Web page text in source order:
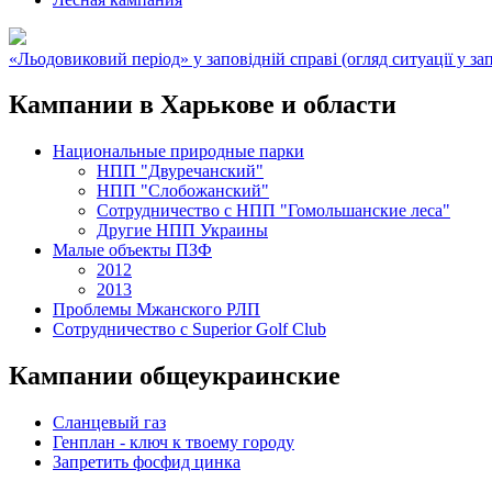
«Льодовиковий період» у заповідній справі (огляд ситуації у
Кампании в Харькове и области
Национальные природные парки
НПП "Двуречанский"
НПП "Слобожанский"
Сотрудничество с НПП "Гомольшанские леса"
Другие НПП Украины
Малые объекты ПЗФ
2012
2013
Проблемы Мжанского РЛП
Сотрудничество с Superior Golf Club
Кампании общеукраинские
Сланцевый газ
Генплан - ключ к твоему городу
Запретить фосфид цинка